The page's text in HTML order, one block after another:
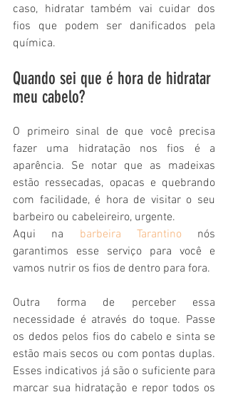
caso, hidratar também vai cuidar dos
fios que podem ser danificados pela
química.
Quando sei que é hora de hidratar
meu cabelo?
O primeiro sinal de que você precisa
fazer uma hidratação nos fios é a
aparência. Se notar que as madeixas
estão ressecadas, opacas e quebrando
com facilidade, é hora de visitar o seu
barbeiro ou cabeleireiro, urgente.
Aqui na barbeira Tarantino nós
garantimos esse serviço para você e
vamos nutrir os fios de dentro para fora.
Outra forma de perceber essa
necessidade é através do toque. Passe
os dedos pelos fios do cabelo e sinta se
estão mais secos ou com pontas duplas.
Esses indicativos já são o suficiente para
marcar sua hidratação e repor todos os